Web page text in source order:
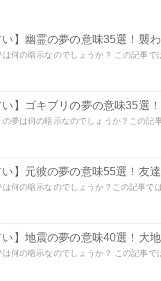
い】幽霊の夢の意味35選！襲
は何の暗示なのでしょうか？ この記事で
い】ゴキブリの夢の意味35選
の夢は何の暗示なのでしょうか？この記
い】元彼の夢の意味55選！友
は何の暗示なのでしょうか？この記事で
い】地震の夢の意味40選！大
は何の暗示なのでしょうか？ この記事で